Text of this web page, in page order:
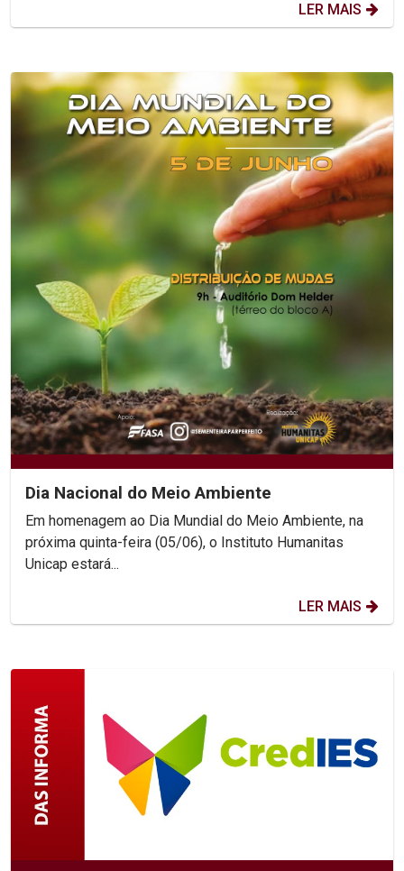
LER MAIS
Dia Nacional do Meio Ambiente
Em homenagem ao Dia Mundial do Meio Ambiente, na
próxima quinta-feira (05/06), o Instituto Humanitas
Unicap estará...
LER MAIS